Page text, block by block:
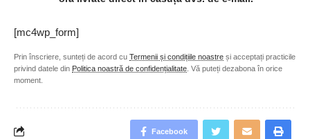
[mc4wp_form]
Prin înscriere, sunteți de acord cu Termenii și condițiile noastre și acceptați practicile
privind datele din Politica noastră de confidențialitate . Vă puteți dezabona în orice
moment.
Facebook